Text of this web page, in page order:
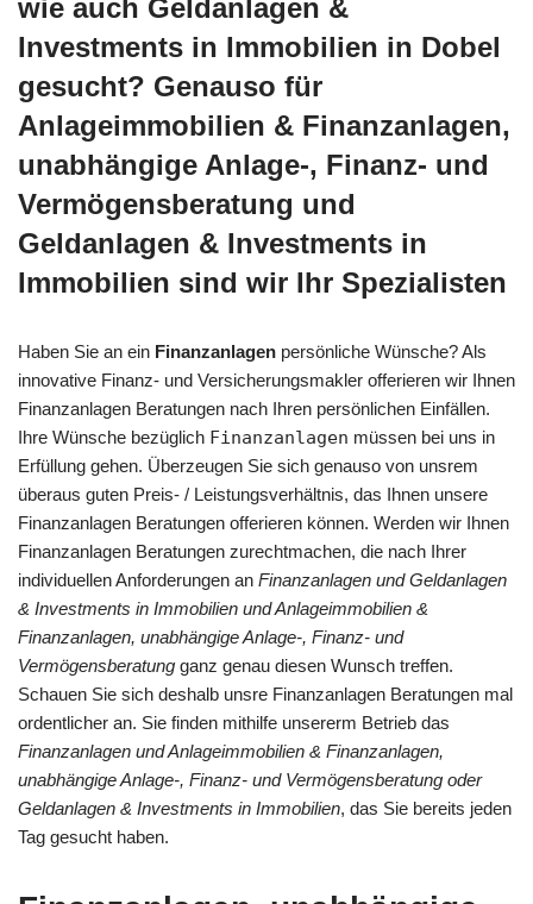
wie auch Geldanlagen &
Investments in Immobilien in Dobel
gesucht? Genauso für
Anlageimmobilien & Finanzanlagen,
unabhängige Anlage-, Finanz- und
Vermögensberatung und
Geldanlagen & Investments in
Immobilien sind wir Ihr Spezialisten
Haben Sie an ein Finanzanlagen persönliche Wünsche? Als
innovative Finanz- und Versicherungsmakler offerieren wir Ihnen
Finanzanlagen Beratungen nach Ihren persönlichen Einfällen.
Ihre Wünsche bezüglich Finanzanlagen müssen bei uns in
Erfüllung gehen. Überzeugen Sie sich genauso von unsrem
überaus guten Preis- / Leistungsverhältnis, das Ihnen unsere
Finanzanlagen Beratungen offerieren können. Werden wir Ihnen
Finanzanlagen Beratungen zurechtmachen, die nach Ihrer
individuellen Anforderungen an Finanzanlagen und Geldanlagen
& Investments in Immobilien und Anlageimmobilien &
Finanzanlagen, unabhängige Anlage-, Finanz- und
Vermögensberatung ganz genau diesen Wunsch treffen.
Schauen Sie sich deshalb unsre Finanzanlagen Beratungen mal
ordentlicher an. Sie finden mithilfe unsererm Betrieb das
Finanzanlagen und Anlageimmobilien & Finanzanlagen,
unabhängige Anlage-, Finanz- und Vermögensberatung oder
Geldanlagen & Investments in Immobilien, das Sie bereits jeden
Tag gesucht haben.